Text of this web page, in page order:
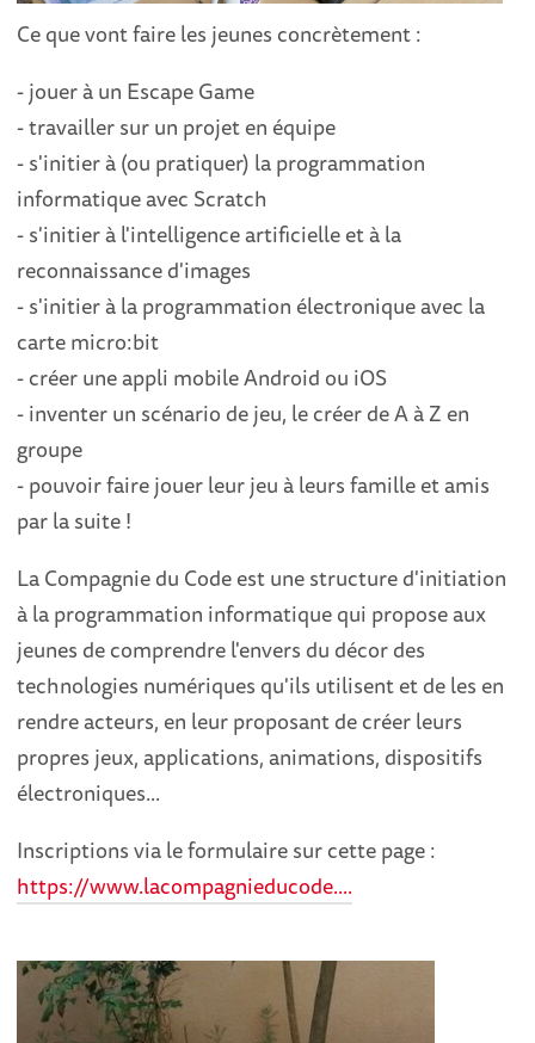
Ce que vont faire les jeunes concrètement :
- jouer à un Escape Game
- travailler sur un projet en équipe
- s'initier à (ou pratiquer) la programmation
informatique avec Scratch
- s'initier à l'intelligence artificielle et à la
reconnaissance d'images
- s'initier à la programmation électronique avec la
carte micro:bit
- créer une appli mobile Android ou iOS
- inventer un scénario de jeu, le créer de A à Z en
groupe
- pouvoir faire jouer leur jeu à leurs famille et amis
par la suite !
La Compagnie du Code est une structure d'initiation
à la programmation informatique qui propose aux
jeunes de comprendre l'envers du décor des
technologies numériques qu'ils utilisent et de les en
rendre acteurs, en leur proposant de créer leurs
propres jeux, applications, animations, dispositifs
électroniques...
Inscriptions via le formulaire sur cette page :
https://www.lacompagnieducode....